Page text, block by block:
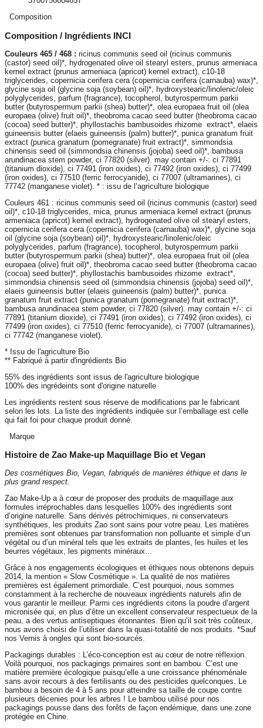
Composition
Composition / Ingrédients INCI
Couleurs 465 / 468 : ricinus communis seed oil (ricinus communis
(castor) seed oil)*, hydrogenated olive oil stearyl esters, prunus armeniaca
kernel extract (prunus armeniaca (apricot) kernel extract), c10-18
triglycerides, copernicia cerifera cera (copernicia cerifera (carnauba) wax)*,
glycine soja oil (glycine soja (soybean) oil)*, hydroxystearic/linolenic/oleic
polyglycerides, parfum (fragrance), tocopherol, butyrospermum parkii
butter (butyrospermum parkii (shea) butter)*, olea europaea fruit oil (olea
europaea (olive) fruit oil)*, theobroma cacao seed butter (theobroma cacao
(cocoa) seed butter)*, phyllostachis bambusoides rhizome extract*, elaeis
guineensis butter (elaeis guineensis (palm) butter)*, punica granatum fruit
extract (punica granatum (pomegranate) fruit extract)*, simmondsia
chinensis seed oil (simmondsia chinensis (jojoba) seed oil)*, bambusa
arundinacea stem powder, ci 77820 (silver). may contain +/-: ci 77891
(titanium dioxide), ci 77491 (iron oxides), ci 77492 (iron oxides), ci 77499
(iron oxides), ci 77510 (ferric ferrocyanide), ci 77007 (ultramarines), ci
77742 (manganese violet). * : issu de l’agriculture biologique
Couleurs 461 : ricinus communis seed oil (ricinus communis (castor) seed
oil)*, c10-18 triglycerides, mica, prunus armeniaca kernel extract (prunus
armeniaca (apricot) kernel extract), hydrogenated olive oil stearyl esters,
copernicia cerifera cera (copernicia cerifera (carnauba) wax)*, glycine soja
oil (glycine soja (soybean) oil)*, hydroxystearic/linolenic/oleic
polyglycerides, parfum (fragrance), tocopherol, butyrospermum parkii
butter (butyrospermum parkii (shea) butter)*, olea europaea fruit oil (olea
europaea (olive) fruit oil)*, theobroma cacao seed butter (theobroma cacao
(cocoa) seed butter)*, phyllostachis bambusoides rhizome extract*,
simmondsia chinensis seed oil (simmondsia chinensis (jojoba) seed oil)*,
elaeis guineensis butter (elaeis guineensis (palm) butter)*, punica
granatum fruit extract (punica granatum (pomegranate) fruit extract)*,
bambusa arundinacea stem powder, ci 77820 (silver). may contain +/-: ci
77891 (titanium dioxide), ci 77491 (iron oxides), ci 77492 (iron oxides), ci
77499 (iron oxides), ci 77510 (ferric ferrocyanide), ci 77007 (ultramarines),
ci 77742 (manganese violet).
* Issu de l'agriculture Bio
** Fabriqué à partir d'ingrédients Bio
55% des ingrédients sont issus de l'agriculture biologique
100% des ingrédeints sont d'origine naturelle
Les ingrédients restent sous réserve de modifications par le fabricant
selon les lots. La liste des ingrédients indiquée sur l’emballage est celle
qui fait foi pour chaque produit donné.
Marque
Histoire de Zao Make-up Maquillage Bio et Vegan
Des cosmétiques Bio, Vegan, fabriqués de manières éthique et dans le
plus grand respect.
Zao Make-Up a à cœur de proposer des produits de maquillage aux
formules irréprochables dans lesquelles 100% des ingrédients sont
d’origine naturelle. Sans dérivés pétrochimiques, ni conservateurs
synthétiques, les produits Zao sont sains pour votre peau. Les matières
premières sont obtenues par transformation non polluante et simple d’un
végétal ou d’un minéral tels que les extraits de plantes, les huiles et les
beurres végétaux, les pigments minéraux...
Grâce à nos engagements écologiques et éthiques nous obtenons depuis
2014, la mention « Slow Cosmétique ». La qualité de nos matières
premières est également primordiale. C’est pourquoi, nous sommes
constamment à la recherche de nouveaux ingrédients naturels afin de
vous garantir le meilleur. Parmi ces ingrédients citons la poudre d’argent
micronisée qui, en plus d’être un excellent conservateur respectueux de la
peau, a des vertus antiseptiques étonnantes. Bien qu’il soit très coûteux,
nous avons choisi de l’utiliser dans la quasi-totalité de nos produits. *Sauf
nos Vernis à ongles qui sont bio-sourcés.
Packagings durables : L’éco-conception est au cœur de notre réflexion.
Voilà pourquoi, nos packagings primaires sont en bambou. C’est une
matière première écologique puisqu’elle a une croissance phénoménale
sans avoir recours à des fertilisants ou des pesticides quelconques. Le
bambou a besoin de 4 à 5 ans pour atteindre sa taille de coupe contre
plusieurs décenies pour les arbres ! Le bambou utilisé pour nos
packagings pousse dans des forêts de façon endémique, dans une zone
protégée en Chine.